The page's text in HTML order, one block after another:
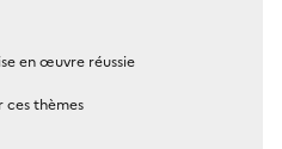
en œuvre réussie
ces thèmes